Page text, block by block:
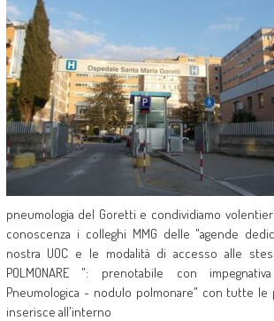
pneumologia del Goretti e condividiamo
conoscenza i colleghi MMG delle "agende
nostra UOC e le modalità di accesso alle
POLMONARE ": prenotabile con
Pneumologica - nodulo polmonare" con tutte le
inserisce all'interno